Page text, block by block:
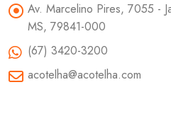
Av. Marcelino Pires, 7055 -
MS, 79841-000
(67) 3420-3200
acotelha@acotelha.com